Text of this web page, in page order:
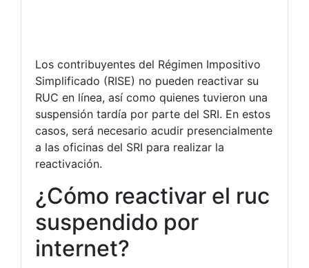
Los contribuyentes del Régimen Impositivo
Simplificado (RISE) no pueden reactivar su
RUC en línea, así como quienes tuvieron una
suspensión tardía por parte del SRI. En estos
casos, será necesario acudir presencialmente
a las oficinas del SRI para realizar la
reactivación.
¿Cómo reactivar el ruc
suspendido por
internet?